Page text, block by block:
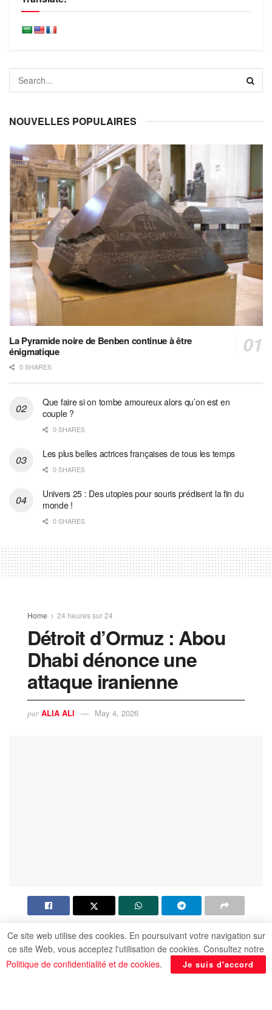
NOUVELLES POPULAIRES
La Pyramide noire de Benben continue à être
énigmatique
0 SHARES
Que faire si on tombe amoureux alors qu’on est en
couple ?
0 SHARES
Les plus belles actrices françaises de tous les temps
0 SHARES
Univers 25 : Des utopies pour souris prédisent la fin du
monde !
0 SHARES
Home 24 heures sur 24
Détroit d’Ormuz : Abou
Dhabi dénonce une
attaque iranienne
par ALIA ALI May 4, 2026
Nous condamnons le ciblage par l’Iran d’un
navire-citerne national appartenant à ADNOC
lors de son passage dans le détroit d’Ormuz.
Ce site web utilise des cookies. En poursuivant votre navigation sur
ce site Web, vous acceptez l'utilisation de cookies. Consultez notre
Politique de confidentialité et de cookies. Je suis d'accord